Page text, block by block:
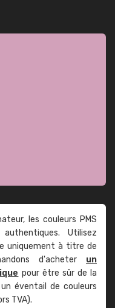
les couleurs PMS
Utilisez
uniquement à titre de
d'acheter un
pour être sûr de la
éventail de couleurs
TVA).